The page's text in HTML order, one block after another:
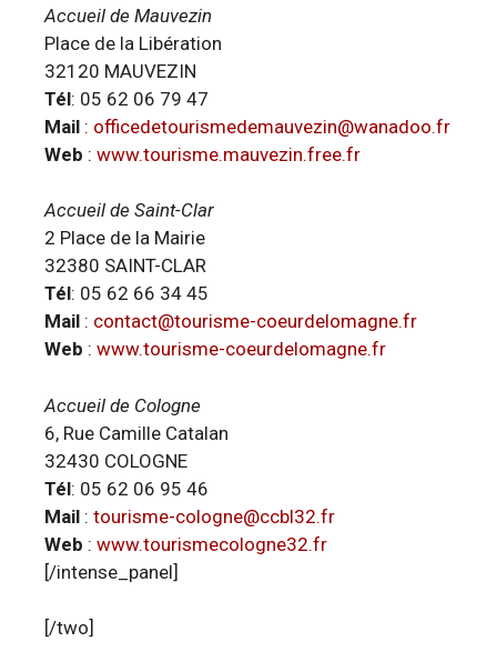
Accueil de Mauvezin
Place de la Libération
32120 MAUVEZIN
Tél: 05 62 06 79 47
Mail : officedetourismedemauvezin@wanadoo.fr
Web : www.tourisme.mauvezin.free.fr
Accueil de Saint-Clar
2 Place de la Mairie
32380 SAINT-CLAR
Tél: 05 62 66 34 45
Mail : contact@tourisme-coeurdelomagne.fr
Web : www.tourisme-coeurdelomagne.fr
Accueil de Cologne
6, Rue Camille Catalan
32430 COLOGNE
Tél: 05 62 06 95 46
Mail : tourisme-cologne@ccbl32.fr
Web : www.tourismecologne32.fr
[/intense_panel]
[/two]